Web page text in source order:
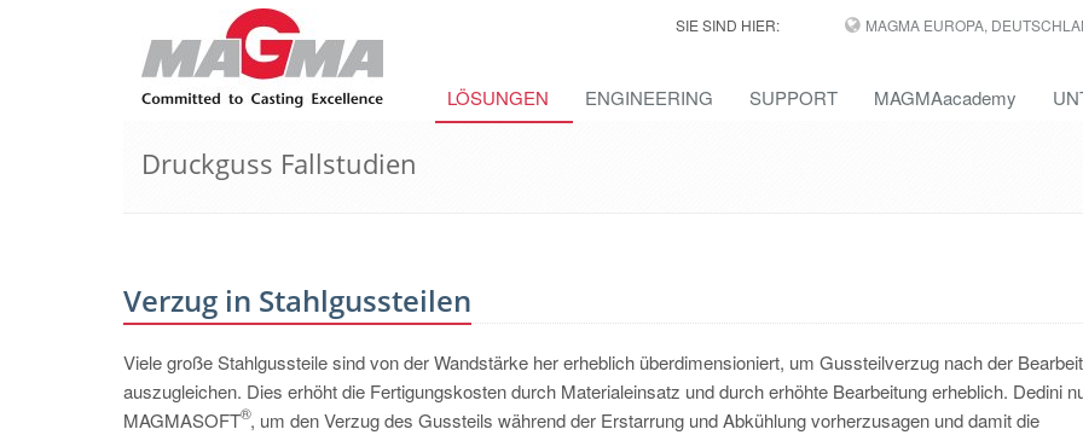
SIE SIND HIER: MAGMA EUROPA,
LÖSUNGEN ENGINEERING SUPPORT MAGMAacademy
Druckguss Fallstudien
Verzug in Stahlgussteilen
Viele große Stahlgussteile sind von der Wandstärke her erheblich überdimensioniert, um Gussteilverzug nach der
auszugleichen. Dies erhöht die Fertigungskosten durch Materialeinsatz und durch erhöhte Bearbeitung erheblich. Dedini
MAGMASOFT
®, um den Verzug des Gussteils während der Erstarrung und Abkühlung vorherzusagen und damit die